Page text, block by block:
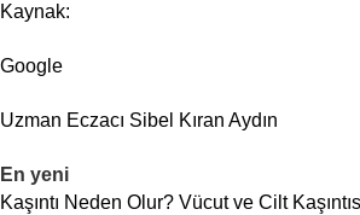
Kaynak:
Google
Uzman Eczacı Sibel Kıran Aydın
En yeni
Kaşıntı Neden Olur? Vücut ve Cilt